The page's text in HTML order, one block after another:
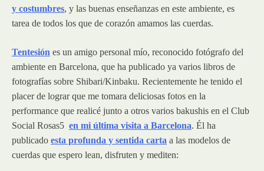
y costumbres, y las buenas enseñanzas en este ambiente, es
tarea de todos los que de corazón amamos las cuerdas.
Tentesión es un amigo personal mío, reconocido fotógrafo del
ambiente en Barcelona, que ha publicado ya varios libros de
fotografías sobre Shibari/Kinbaku. Recientemente he tenido el
placer de lograr que me tomara deliciosas fotos en la
performance que realicé junto a otros varios bakushis en el Club
Social Rosas5 en mi última visita a Barcelona. Él ha
publicado esta profunda y sentida carta a las modelos de
cuerdas que espero lean, disfruten y mediten: